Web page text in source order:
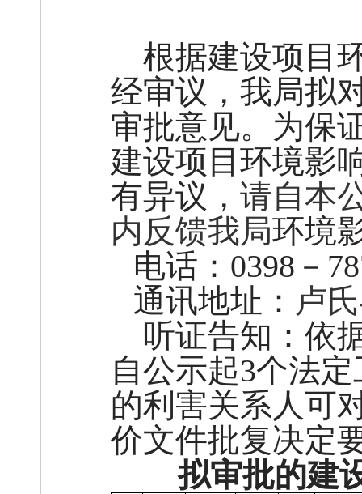
根据建设项目
经审议，我局拟
审批意见。为保
建设项目环境影
有异议， 请自本
内反馈我局环境
电话 ： 0398 －78
通讯地址： 卢
听证告知：依
自公示起3个法
的利害关系人可
价文件批复决定
拟审批的建